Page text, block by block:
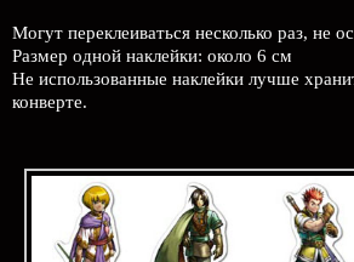
Могут переклеиваться несколько раз, не
Размер одной наклейки: около 6 см
Не использованные наклейки лучше
конверте.